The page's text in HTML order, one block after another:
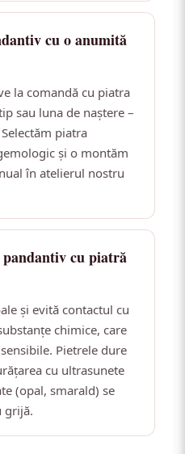
cu o anumită
la comandă cu piatra
sau luna de naștere –
piatra
și o montăm
în atelierul nostru
cu piatră
și evită contactul cu
chimice, care
Pietrele dure
cu ultrasunete
(opal, smarald) se
grijă.